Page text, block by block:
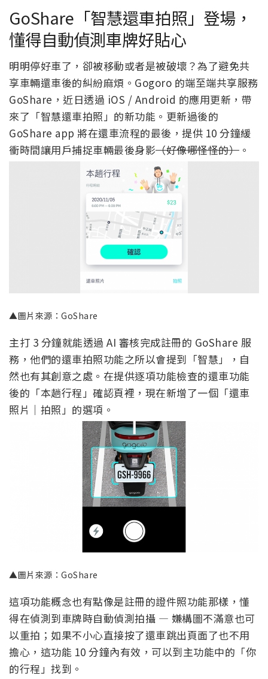
GoShare「智慧還車拍照」登場，
懂得自動偵測車牌好貼心
明明停好車了，卻被移動或者是被破壞？為了避免共
享車輛還車後的糾紛麻煩。Gogoro 的端至端共享服務
GoShare，近日透過 iOS / Android 的應用更新，帶
來了「智慧還車拍照」的新功能。更新過後的
GoShare app 將在還車流程的最後，提供 10 分鐘緩
衝時間讓用戶捕捉車輛最後身影（好像哪怪怪的） 。
▲圖片來源：GoShare
主打 3 分鐘就能透過 AI 審核完成註冊的 GoShare 服
務，他們的還車拍照功能之所以會提到「智慧」，自
然也有其創意之處。在提供逐項功能檢查的還車功能
後的「本趟行程」確認頁裡，現在新增了一個「還車
照片｜拍照」的選項。
▲圖片來源：GoShare
這項功能概念也有點像是註冊的證件照功能那樣，懂
得在偵測到車牌時自動偵測拍攝 — 嫌構圖不滿意也可
以重拍；如果不小心直接按了還車跳出頁面了也不用
擔心，這功能 10 分鐘內有效，可以到主功能中的「你
的行程」找到。